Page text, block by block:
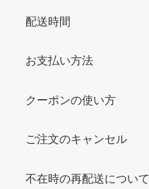
配送時間
お支払い方法
クーポンの使い方
ご注文のキャンセル
不在時の再配送について